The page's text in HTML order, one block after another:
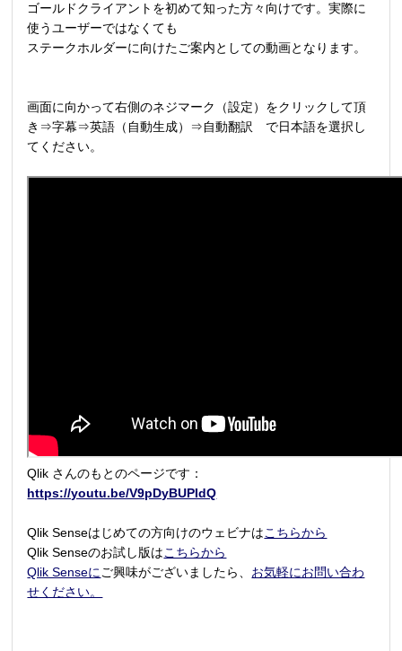
ゴールドクライアントを初めて知った方々向けです。実際に
使うユーザーではなくても
ステークホルダーに向けたご案内としての動画となります。
画面に向かって右側のネジマーク（設定）をクリックして頂
き⇒字幕⇒英語（自動生成）⇒自動翻訳 で日本語を選択し
てください。
Qlik さんのもとのページです：
https://youtu.be/V9pDyBUPIdQ
Qlik Senseはじめての方向けのウェビナはこちらから
Qlik Senseのお試し版はこちらから
Qlik Senseに ご興味がございましたら、 お気軽にお問い合わ
せください。